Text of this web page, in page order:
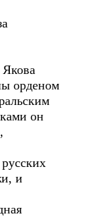
Якова
орденом
он
и